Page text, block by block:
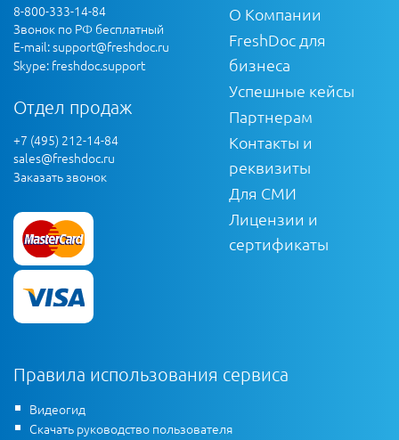
8-800-333-14-84
Звонок по РФ бесплатный
E-mail:support@freshdoc.ru
Skype: freshdoc.support
Отдел продаж
+7 (495) 212-14-84
sales@freshdoc.ru
Заказать звонок
О Компании
FreshDoc для
бизнеса
Успешные кейсы
Партнерам
Контакты и
реквизиты
Для СМИ
Лицензии и
сертификаты
Правила использования сервиса
Видеогид
Скачать руководство пользователя